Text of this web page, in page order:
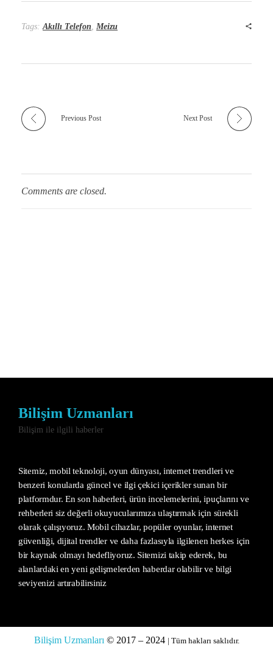
Tags:Akıllı Telefon, Meizu
Previous Post Next Post
Comments are closed.
Bilişim Uzmanları
Bilişim ile ilgili haberler
Sitemiz, mobil teknoloji, oyun dünyası, internet trendleri ve
benzeri konularda güncel ve ilgi çekici içerikler sunan bir
platformdur. En son haberleri, ürün incelemelerini, ipuçlarını ve
rehberleri siz değerli okuyucularımıza ulaştırmak için sürekli
olarak çalışıyoruz. Mobil cihazlar, popüler oyunlar, internet
güvenliği, dijital trendler ve daha fazlasıyla ilgilenen herkes için
bir kaynak olmayı hedefliyoruz. Sitemizi takip ederek, bu
alanlardaki en yeni gelişmelerden haberdar olabilir ve bilgi
seviyenizi artırabilirsiniz
Bilişim Uzmanları © 2017 – 2024 | Tüm hakları saklıdır.